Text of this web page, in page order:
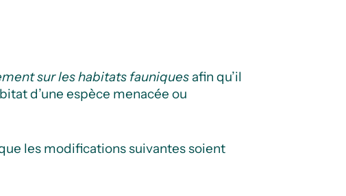
sur les habitats fauniques afin qu’il
d’une espèce menacée ou
les modifications suivantes soient